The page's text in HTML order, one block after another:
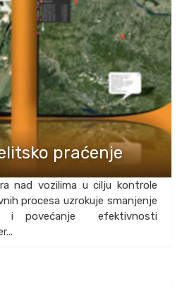
praćenje
nad vozilima u cilju kontrole
procesa uzrokuje smanjenje
i povećanje efektivnosti